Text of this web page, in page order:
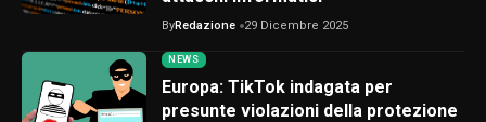
ByRedazione 29 Dicembre 2025
NEWS
Europa: TikTok indagata per
presunte violazioni della protezione